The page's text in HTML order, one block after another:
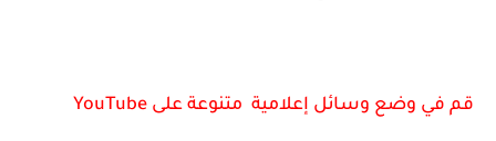
قم في وضع وسائل إعلامية متنوعة على YouTube